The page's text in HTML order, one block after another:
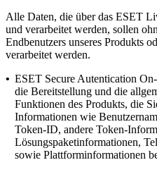
Alle Daten, die über das ESET
und verarbeitet werden, sollen
Endbenutzers unseres Produkts
verarbeitet werden.
• ESET Secure Autentication
die Bereitstellung und die
Funktionen des Produkts, die
Informationen wie
Token-ID, andere Token-
Lösungspaketinformationen,
sowie Plattforminformationen